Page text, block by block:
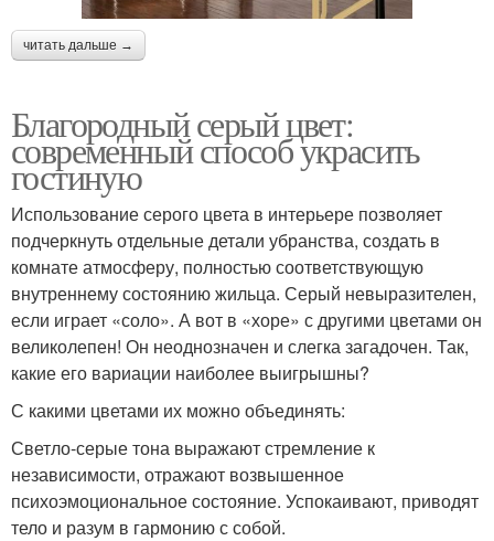
читать дальше →
Благородный серый цвет:
современный способ украсить
гостиную
Использование серого цвета в интерьере позволяет
подчеркнуть отдельные детали убранства, создать в
комнате атмосферу, полностью соответствующую
внутреннему состоянию жильца. Серый невыразителен,
если играет «соло». А вот в «хоре» с другими цветами он
великолепен! Он неоднозначен и слегка загадочен. Так,
какие его вариации наиболее выигрышны?
С какими цветами их можно объединять:
Светло-серые тона выражают стремление к
независимости, отражают возвышенное
психоэмоциональное состояние. Успокаивают, приводят
тело и разум в гармонию с собой.